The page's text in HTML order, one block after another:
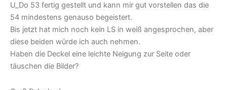
U_Do 53 fertig gestellt und kann mir gut vorstellen das die
54 mindestens genauso begeistert.
Bis jetzt hat mich noch kein LS in weiß angesprochen, aber
diese beiden würde ich auch nehmen.
Haben die Deckel eine leichte Neigung zur Seite oder
täuschen die Bilder?